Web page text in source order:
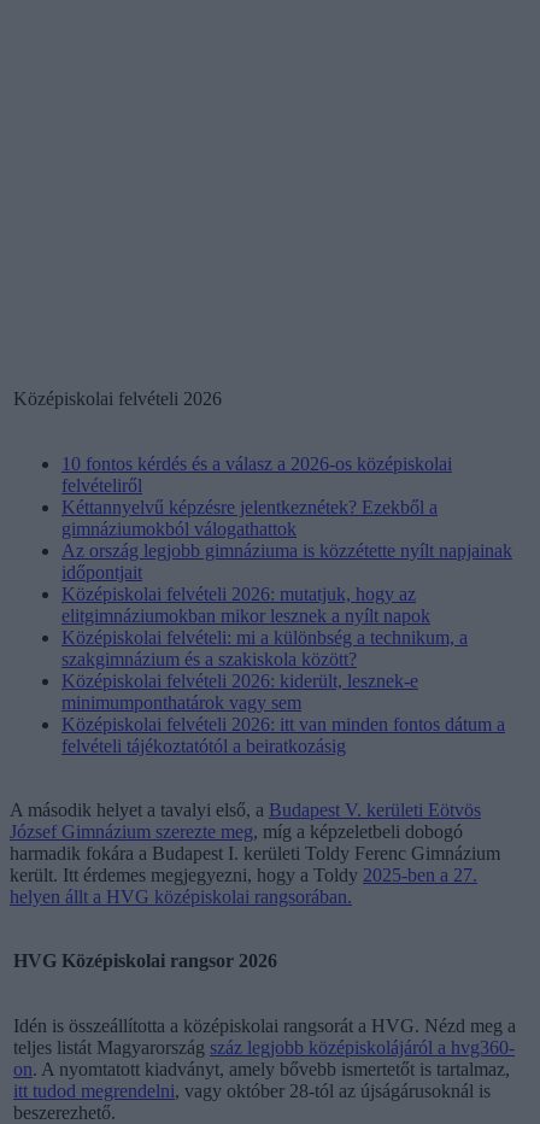
Középiskolai felvételi 2026
10 fontos kérdés és a válasz a 2026-os középiskolai
felvételiről
Kéttannyelvű képzésre jelentkeznétek? Ezekből a
gimnáziumokból válogathattok
Az ország legjobb gimnáziuma is közzétette nyílt napjainak
időpontjait
Középiskolai felvételi 2026: mutatjuk, hogy az
elitgimnáziumokban mikor lesznek a nyílt napok
Középiskolai felvételi: mi a különbség a technikum, a
szakgimnázium és a szakiskola között?
Középiskolai felvételi 2026: kiderült, lesznek-e
minimumponthatárok vagy sem
Középiskolai felvételi 2026: itt van minden fontos dátum a
felvételi tájékoztatótól a beiratkozásig
A második helyet a tavalyi első, a Budapest V. kerületi Eötvös
József Gimnázium szerezte meg, míg a képzeletbeli dobogó
harmadik fokára a Budapest I. kerületi Toldy Ferenc Gimnázium
került. Itt érdemes megjegyezni, hogy a Toldy 2025-ben a 27.
helyen állt a HVG középiskolai rangsorában.
HVG Középiskolai rangsor 2026
Idén is összeállította a középiskolai rangsorát a HVG. Nézd meg a
teljes listát Magyarország száz legjobb középiskolájáról a hvg360-
on. A nyomtatott kiadványt, amely bővebb ismertetőt is tartalmaz,
itt tudod megrendelni, vagy október 28-tól az újságárusoknál is
beszerezhető.